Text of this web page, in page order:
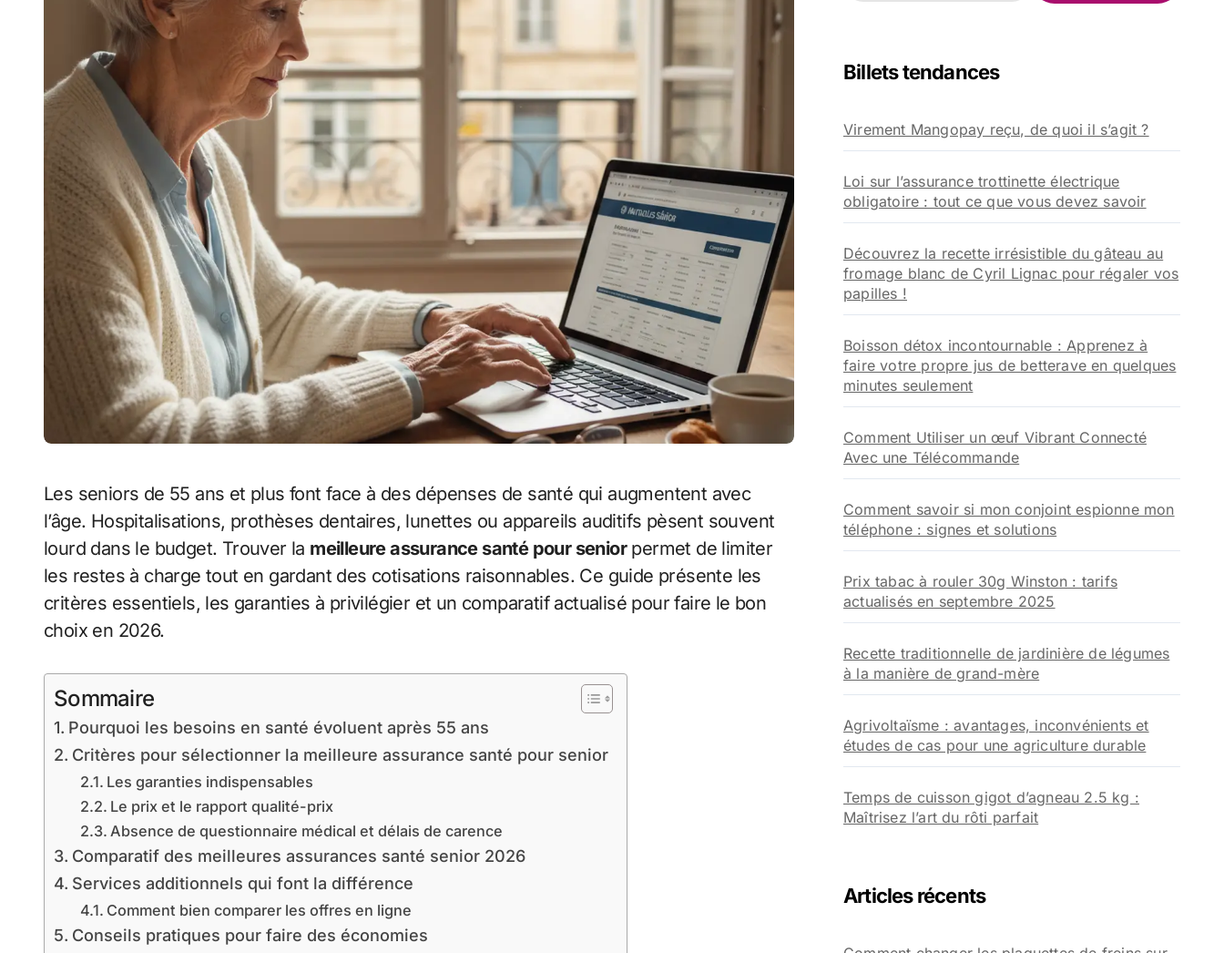
Les seniors de 55 ans et plus font face à des dépenses de santé qui augmentent avec
l’âge. Hospitalisations, prothèses dentaires, lunettes ou appareils auditifs pèsent souvent
lourd dans le budget. Trouver la meilleure assurance santé pour seniorpermet de limiter
les restes à charge tout en gardant des cotisations raisonnables. Ce guide présente les
critères essentiels, les garanties à privilégier et un comparatif actualisé pour faire le bon
choix en 2026.
Sommaire
Pourquoi les besoins en santé évoluent après 55 ans
Critères pour sélectionner la meilleure assurance santé pour senior
Les garanties indispensables
Le prix et le rapport qualité-prix
Absence de questionnaire médical et délais de carence
Comparatif des meilleures assurances santé senior 2026
Services additionnels qui font la différence
Comment bien comparer les offres en ligne
Conseils pratiques pour faire des économies
r
e
r
:
Billets tendances
Virement Mangopay reçu, de quoi il s’agit ?
Loi sur l’assurance trottinette électrique
obligatoire : tout ce que vous devez savoir
Découvrez la recette irrésistible du gâteau au
fromage blanc de Cyril Lignac pour régaler vos
papilles !
Boisson détox incontournable : Apprenez à
faire votre propre jus de betterave en quelques
minutes seulement
Comment Utiliser un œuf Vibrant Connecté
Avec une Télécommande
Comment savoir si mon conjoint espionne mon
téléphone : signes et solutions
Prix tabac à rouler 30g Winston : tarifs
actualisés en septembre 2025
Recette traditionnelle de jardinière de légumes
à la manière de grand-mère
Agrivoltaïsme : avantages, inconvénients et
études de cas pour une agriculture durable
Temps de cuisson gigot d’agneau 2.5 kg :
Maîtrisez l’art du rôti parfait
Articles récents